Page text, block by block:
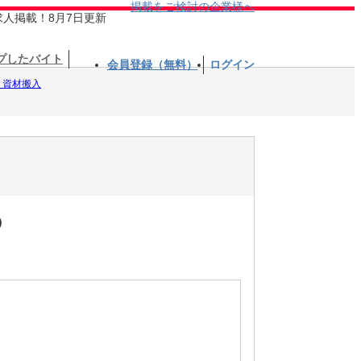
人掲載！8月7日更新
掲載をご検討の企業様へ
したバイト 会員登録（無料） ログイン
材搬入